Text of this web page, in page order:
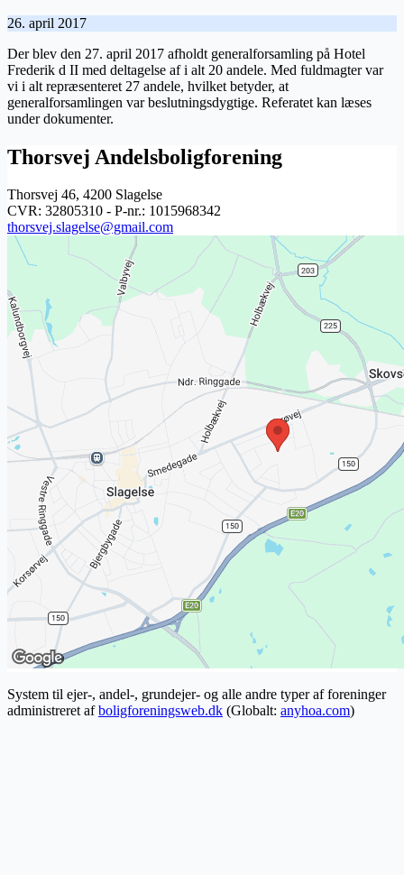
26. april 2017
Der blev den 27. april 2017 afholdt generalforsamling på Hotel
Frederik d II med deltagelse af i alt 20 andele. Med fuldmagter var
vi i alt repræsenteret 27 andele, hvilket betyder, at
generalforsamlingen var beslutningsdygtige. Referatet kan læses
under dokumenter.
Thorsvej Andelsboligforening
Thorsvej 46, 4200 Slagelse
CVR: 32805310 - P-nr.: 1015968342
thorsvej.slagelse@gmail.com
System til ejer-, andel-, grundejer- og alle andre typer af foreninger
administreret afboligforeningsweb.dk (Globalt: anyhoa.com)